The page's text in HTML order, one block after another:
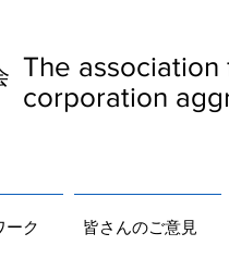
The
corporation
ーク 皆さんのご意見